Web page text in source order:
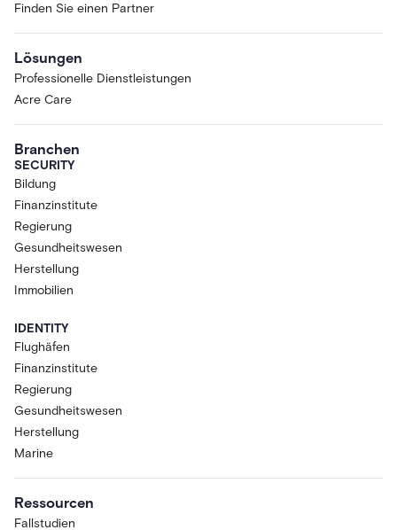
Finden Sie einen Partner
Lösungen
Professionelle Dienstleistungen
Acre Care
Branchen
SECURITY
Bildung
Finanzinstitute
Regierung
Gesundheitswesen
Herstellung
Immobilien
IDENTITY
Flughäfen
Finanzinstitute
Regierung
Gesundheitswesen
Herstellung
Marine
Ressourcen
Fallstudien